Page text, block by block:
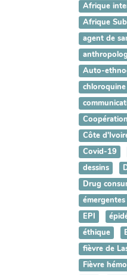
Afrique
Afrique
agent de
Auto-
chloroquine
Côte
Covid-19
dessins
Drug
émergentes
EPI
éthique
fièvre de
Fièvre